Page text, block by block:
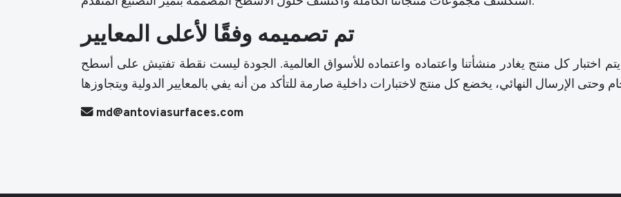
تم تصميمه وفقًا لأعلى المعايير
يتم اختبار كل منتج يغادر منشأتنا واعتماده واعتماده للأسواق العالمية. الجودة ليست نقطة تفتيش على أسطح Antovia، فهي مدمجة في كل مرحلة من مراحل
md@antoviasurfaces.com